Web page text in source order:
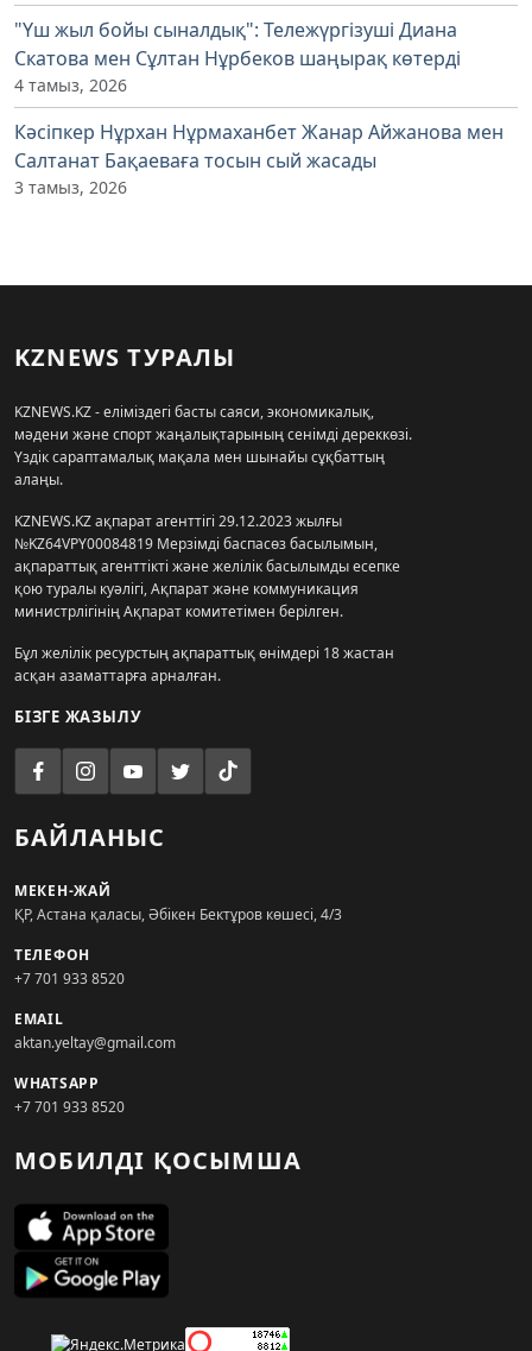
"Үш жыл бойы сыналдық": Тележүргізуші Диана
Скатова мен Сұлтан Нұрбеков шаңырақ көтерді
4 тамыз, 2026
Кәсіпкер Нұрхан Нұрмаханбет Жанар Айжанова мен
Салтанат Бақаеваға тосын сый жасады
3 тамыз, 2026
KZNEWS ТУРАЛЫ
KZNEWS.KZ - еліміздегі басты саяси, экономикалық,
мәдени және спорт жаңалықтарының сенімді дереккөзі.
Үздік сараптамалық мақала мен шынайы сұқбаттың
алаңы.
KZNEWS.KZ ақпарат агенттігі 29.12.2023 жылғы
№KZ64VPY00084819 Мерзімді баспасөз басылымын,
ақпараттық агенттікті және желілік басылымды есепке
қою туралы куәлігі, Ақпарат және коммуникация
министрлігінің Ақпарат комитетімен берілген.
Бұл желілік ресурстың ақпараттық өнімдері 18 жастан
асқан азаматтарға арналған.
БІЗГЕ ЖАЗЫЛУ
БАЙЛАНЫС
МЕКЕН-ЖАЙ
ҚР, Астана қаласы, Әбікен Бектұров көшесі, 4/3
ТЕЛЕФОН
+7 701 933 8520
EMAIL
aktan.yeltay@gmail.com
WHATSAPP
+7 701 933 8520
МОБИЛДІ ҚОСЫМША